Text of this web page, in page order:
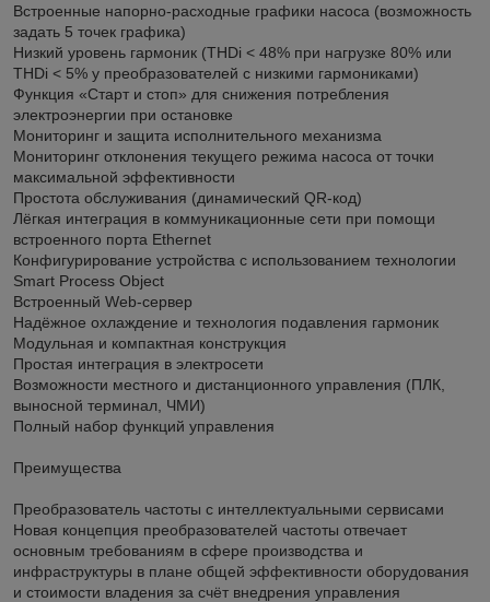
Встроенные напорно-расходные графики насоса (возможность
задать 5 точек графика)
Низкий уровень гармоник (THDi < 48% при нагрузке 80% или
THDi < 5% у преобразователей с низкими гармониками)
Функция «Старт и стоп» для снижения потребления
электроэнергии при остановке
Мониторинг и защита исполнительного механизма
Мониторинг отклонения текущего режима насоса от точки
максимальной эффективности
Простота обслуживания (динамический QR-код)
Лёгкая интеграция в коммуникационные сети при помощи
встроенного порта Ethernet
Конфигурирование устройства с использованием технологии
Smart Process Object
Встроенный Web-сервер
Надёжное охлаждение и технология подавления гармоник
Модульная и компактная конструкция
Простая интеграция в электросети
Возможности местного и дистанционного управления (ПЛК,
выносной терминал, ЧМИ)
Полный набор функций управления
Преимущества
Преобразователь частоты с интеллектуальными сервисами
Новая концепция преобразователей частоты отвечает
основным требованиям в сфере производства и
инфраструктуры в плане общей эффективности оборудования
и стоимости владения за счёт внедрения управления